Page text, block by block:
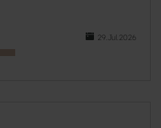
29.Jul.2026